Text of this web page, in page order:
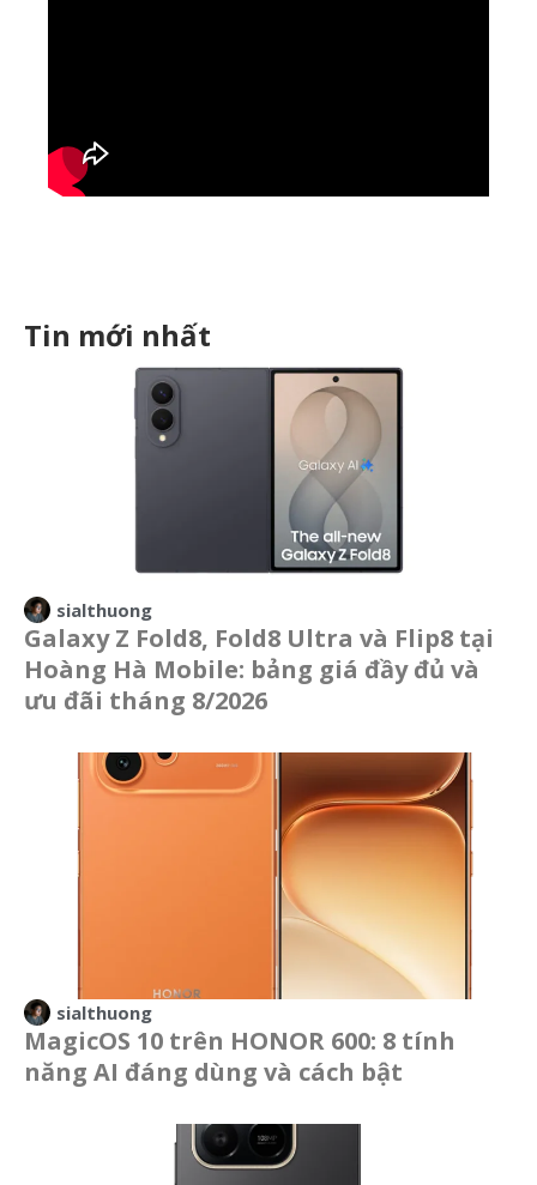
Tin mới nhất
sialthuong
Galaxy Z Fold8, Fold8 Ultra và Flip8 tại
Hoàng Hà Mobile: bảng giá đầy đủ và
ưu đãi tháng 8/2026
sialthuong
MagicOS 10 trên HONOR 600: 8 tính
năng AI đáng dùng và cách bật